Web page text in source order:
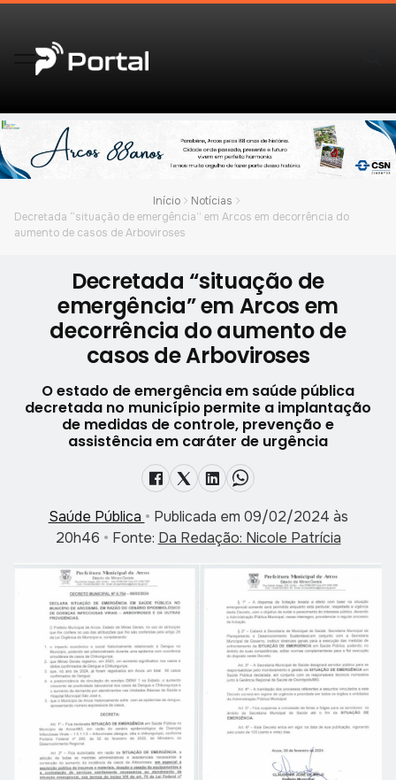
Início
Notícias
Decretada “situação de emergência” em Arcos em decorrência do
aumento de casos de Arboviroses
Decretada “situação de
emergência” em Arcos em
decorrência do aumento de
casos de Arboviroses
O estado de emergência em saúde pública
decretada no município permite a implantação
de medidas de controle, prevenção e
assistência em caráter de urgência
Saúde Pública • Publicada em 09/02/2024 às
20h46 • Fonte: Da Redação: Nicole Patrícia